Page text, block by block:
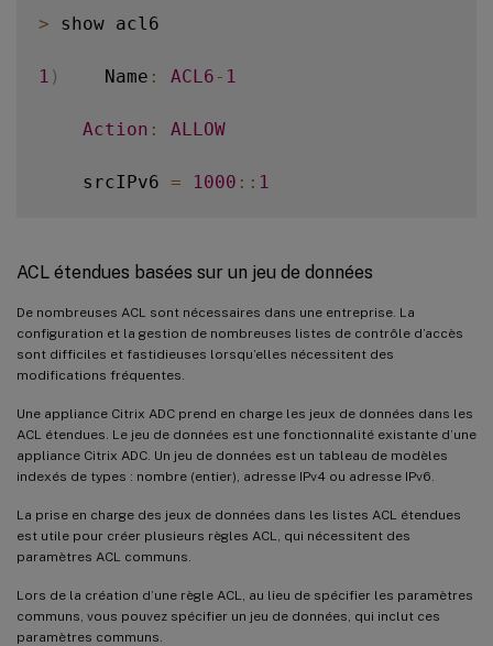
> show acl6
1 )
    Name
: ACL6 - 1
Action : ALLOW
    srcIPv6
= 1000 : : 1
Protocol:
    Active Status
: ENABLED
TTL :
    Forward Session
: NO
ACL étendues basées sur un jeu de données
De nombreuses ACL sont nécessaires dans une entreprise. La
configuration et la gestion de nombreuses listes de contrôle d’accès
sont difficiles et fastidieuses lorsqu’elles nécessitent des
modifications fréquentes.
Une appliance Citrix ADC prend en charge les jeux de données dans les
ACL étendues. Le jeu de données est une fonctionnalité existante d’une
appliance Citrix ADC. Un jeu de données est un tableau de modèles
indexés de types : nombre (entier), adresse IPv4 ou adresse IPv6.
La prise en charge des jeux de données dans les listes ACL étendues
est utile pour créer plusieurs règles ACL, qui nécessitent des
paramètres ACL communs.
Lors de la création d’une règle ACL, au lieu de spécifier les paramètres
communs, vous pouvez spécifier un jeu de données, qui inclut ces
paramètres communs.